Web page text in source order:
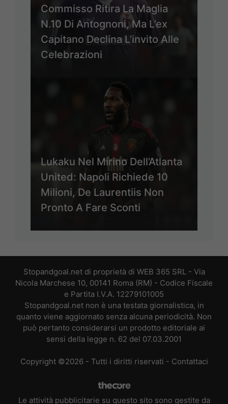
Commisso Ritira La Maglia
N.10 Di Antognoni, Ma L’ex
Capitano Declina L’invito Alle
Celebrazioni
Lukaku Nel Mirino Dell’Atlanta
United: Napoli Richiede 10
Milioni, De Laurentiis Non
Pronto A Fare Sconti
Stopandgoal.net di proprietà di WEB 365 SRL - Via
Nicola Marchese 10, 00141 Roma (RM) - Codice Fiscale
e Partita I.V.A. 12279101005
Stopandgoal.net non è una testata giornalistica, in
quanto viene aggiornato senza alcuna periodicità. Non
può pertanto considerarsi un prodotto editoriale ai
sensi della legge n. 62 del 07.03.2001
Copyright ©2026 - Tutti i diritti riservati - Contattaci
Le attività pubblicitarie su questo sito sono gestite da